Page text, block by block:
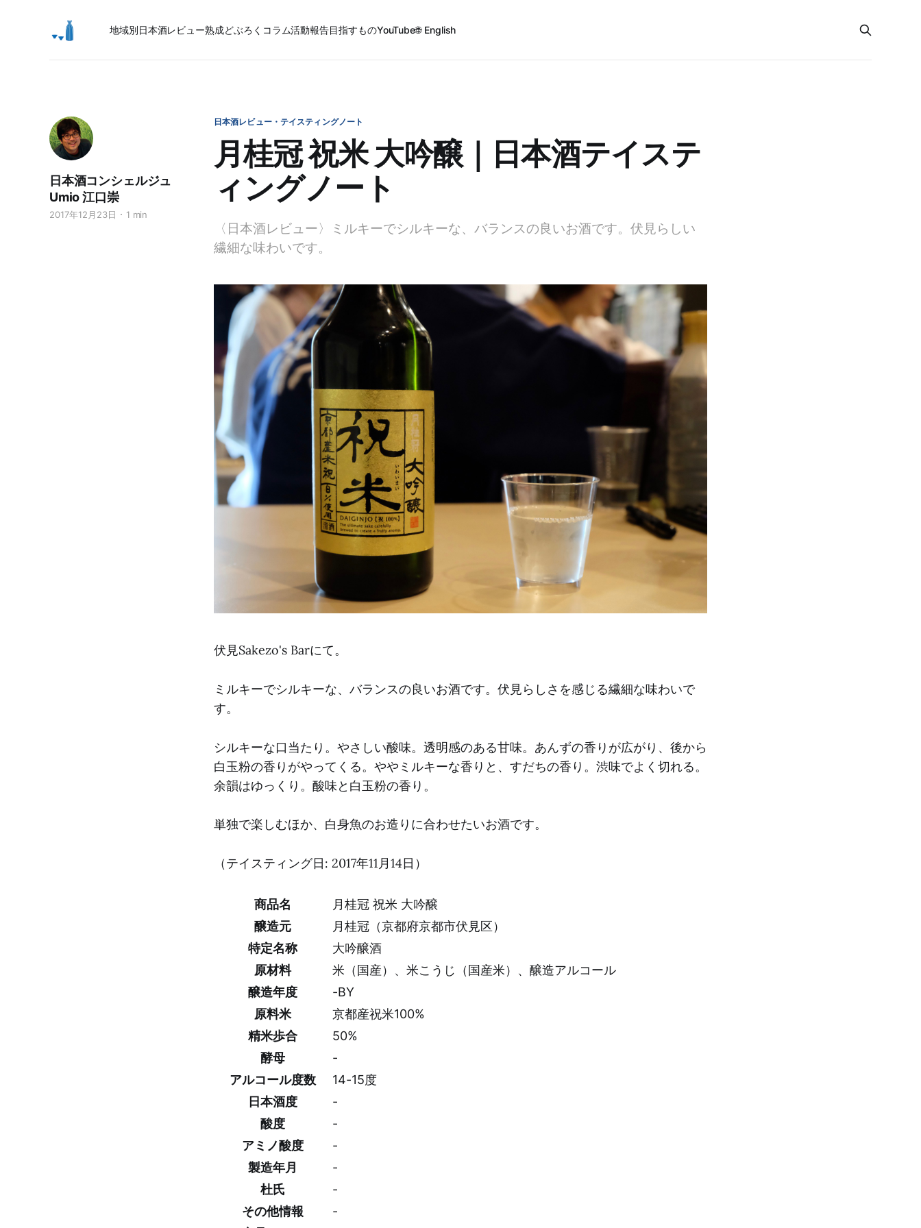
地域別日本酒レビュー熟成どぶろく コラム活動報告目指すものYouTube🌐 English
日本酒レビュー・テイスティングノート
月桂冠 祝米 大吟醸｜日本酒テイステ
ィングノート
日本酒コンシェルジュ
Umio 江口崇
2017年12月23日 1 min
〈日本酒レビュー〉ミルキーでシルキーな、バランスの良いお酒です。伏見らしい
繊細な味わいです。
伏見Sakezo's Barにて。
ミルキーでシルキーな、バランスの良いお酒です。伏見らしさを感じる繊細な味わいで
す。
シルキーな口当たり。やさしい酸味。透明感のある甘味。あんずの香りが広がり、後から
白玉粉の香りがやってくる。ややミルキーな香りと、すだちの香り。渋味でよく切れる。
余韻はゆっくり。酸味と白玉粉の香り。
単独で楽しむほか、白身魚のお造りに合わせたいお酒です。
（テイスティング日: 2017年11月14日）
商品名
月桂冠 祝米 大吟醸
醸造元
月桂冠（京都府京都市伏見区）
特定名称
大吟醸酒
原材料
米（国産）、米こうじ（国産米）、醸造アルコール
醸造年度
-BY
原料米
京都産祝米100%
精米歩合
50%
酵母
-
アルコール度数
14-15度
日本酒度
-
酸度
-
アミノ酸度
-
製造年月
-
杜氏
-
その他情報
-